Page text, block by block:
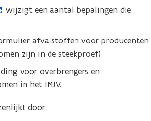
wijzigt een aantal bepalingen die
afvalstoffen voor producenten
zijn in de steekproef)
voor overbrengers en
in het IMJV.
door